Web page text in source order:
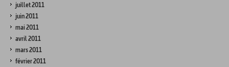
juillet 2011
juin 2011
mai 2011
avril 2011
mars 2011
février 2011